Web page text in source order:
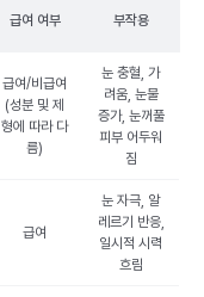
급여 여부 부작용
급여/비급여
(성분 및 제
형에 따라 다
름)
눈 충혈, 가
려움, 눈물
증가, 눈꺼풀
피부 어두워
짐
급여
눈 자극, 알
레르기 반응,
일시적 시력
흐림